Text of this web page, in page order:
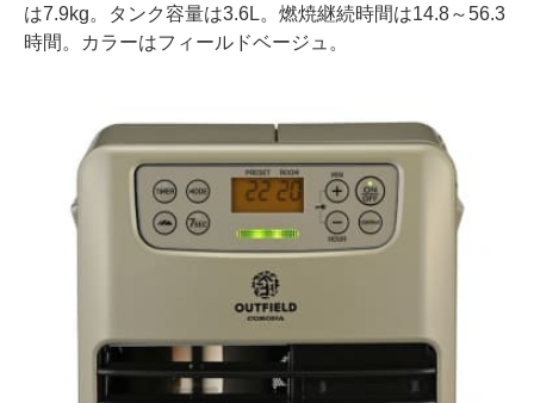
は7.9kg。タンク容量は3.6L。燃焼継続時間は14.8～56.3
時間。カラーはフィールドベージュ。